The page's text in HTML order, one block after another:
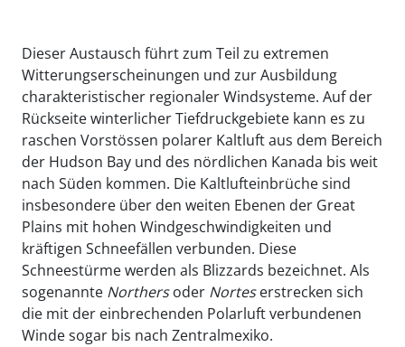
Dieser Austausch führt zum Teil zu extremen
Witterungserscheinungen und zur Ausbildung
charakteristischer regionaler Windsysteme. Auf der
Rückseite winterlicher Tiefdruckgebiete kann es zu
raschen Vorstössen polarer Kaltluft aus dem Bereich
der Hudson Bay und des nördlichen Kanada bis weit
nach Süden kommen. Die Kaltlufteinbrüche sind
insbesondere über den weiten Ebenen der Great
Plains mit hohen Windgeschwindigkeiten und
kräftigen Schneefällen verbunden. Diese
Schneestürme werden als Blizzards bezeichnet. Als
sogenannte Northersoder Norteserstrecken sich
die mit der einbrechenden Polarluft verbundenen
Winde sogar bis nach Zentralmexiko.